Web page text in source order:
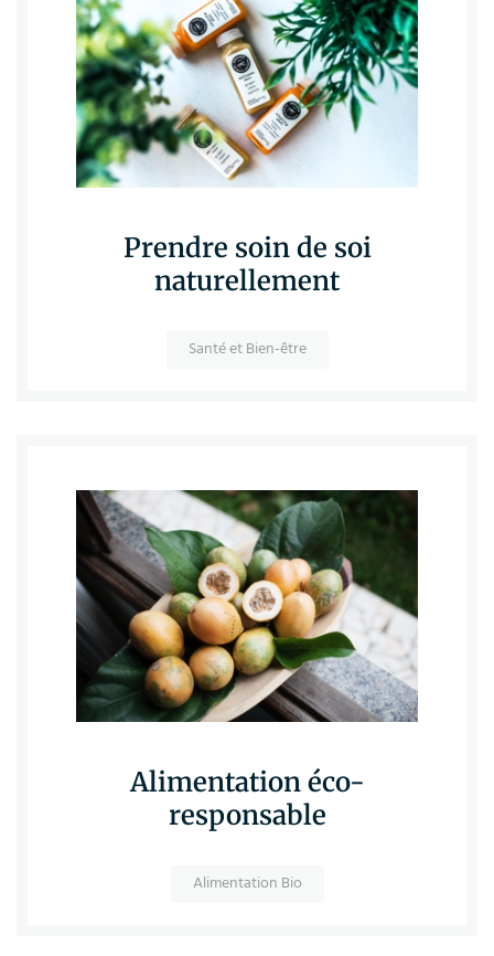
Prendre soin de soi
naturellement
Santé et Bien-être
Alimentation éco-
responsable
Alimentation Bio